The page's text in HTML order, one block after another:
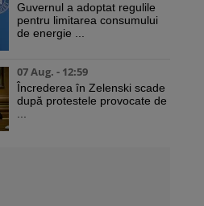
Guvernul a adoptat regulile
pentru limitarea consumului
de energie ...
07 Aug. - 12:59
Încrederea în Zelenski scade
după protestele provocate de